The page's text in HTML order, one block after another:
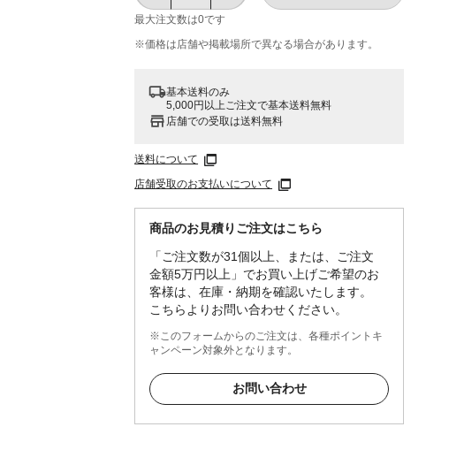
最大注文数は0です
※価格は​店舗や​掲載場所で​異なる​場合が​あります。
基本送料のみ
5,000円以上ご注文で基本送料無料
店舗での受取は送料無料
送料について
店舗受取のお支払いについて
商品のお見積りご注文はこちら
「ご注文数が31個以上、または、ご注文
金額5万円以上」でお買い上げご希望のお
客様は、在庫・納期を確認いたします。
こちらよりお問い合わせください。
※このフォームからのご注文は、各種ポイントキ
ャンペーン対象外となります。
お問い合わせ